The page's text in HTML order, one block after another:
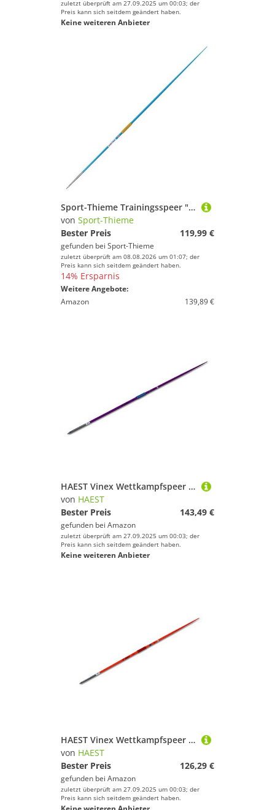
zuletzt überprüft am 27.09.2025 um 00:03; der
Preis kann sich seitdem geändert haben.
Keine weiteren Anbieter
Sport-Thieme Trainingsspeer "Club", 600 g
von Sport-Thieme
Bester Preis
119,99 €
gefunden bei Sport-Thieme
zuletzt überprüft am 08.08.2026 um 01:07; der
Preis kann sich seitdem geändert haben.
14% Ersparnis
Weitere Angebote:
Amazon
139,89 €
HAEST Vinex Wettkampfspeer Super Challenge - 800 g - Speerwurf
von HAEST
Bester Preis
143,49 €
gefunden bei Amazon
zuletzt überprüft am 27.09.2025 um 00:03; der
Preis kann sich seitdem geändert haben.
Keine weiteren Anbieter
HAEST Vinex Wettkampfspeer Super Challenge - 600 g - Speerwurf
von HAEST
Bester Preis
126,29 €
gefunden bei Amazon
zuletzt überprüft am 27.09.2025 um 00:03; der
Preis kann sich seitdem geändert haben.